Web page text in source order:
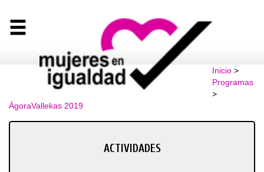
Inicio>
Programas
>
ÁgoraVallekas 2019
ACTIVIDADES